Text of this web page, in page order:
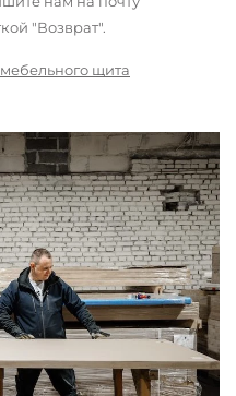
"Возврат".
щита